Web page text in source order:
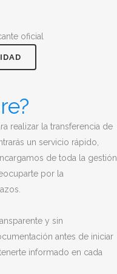
oficial
realizar la transferencia de
un servicio rápido,
de toda la gestión
por la
y sin
antes de iniciar
informado en cada